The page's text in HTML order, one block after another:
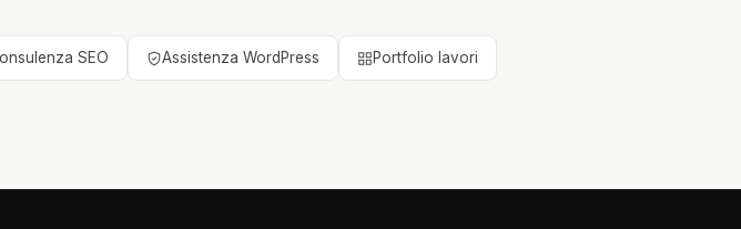
SEO Assistenza WordPress Portfolio lavori